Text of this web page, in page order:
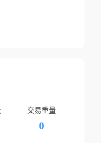
交易重量
0